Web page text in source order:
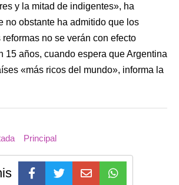
y la mitad de indigentes», ha
no obstante ha admitido que los
no se verán con efecto
15 años, cuando espera que Argentina
«más ricos del mundo», informa la
Principal